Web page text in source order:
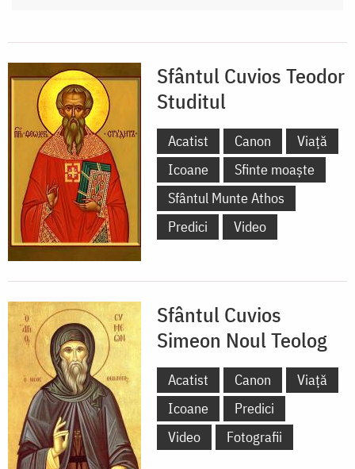
Sfântul Cuvios Teodor
Studitul
Acatist Canon
Viață
Icoane
Sfinte moaște
Sfântul Munte Athos
Predici
Video
Sfântul Cuvios
Simeon Noul Teolog
Acatist Canon
Viață
Icoane
Predici
Video
Fotografii